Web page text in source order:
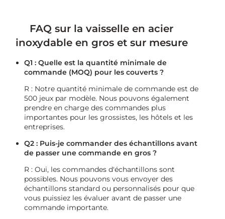
FAQ sur la vaisselle en acier
inoxydable en gros et sur mesure
Q1 : Quelle est la quantité minimale de
commande (MOQ) pour les couverts ?
R : Notre quantité minimale de commande est de
500 jeux par modèle. Nous pouvons également
prendre en charge des commandes plus
importantes pour les grossistes, les hôtels et les
entreprises.
Q2 : Puis-je commander des échantillons avant
de passer une commande en gros ?
R : Oui, les commandes d'échantillons sont
possibles. Nous pouvons vous envoyer des
échantillons standard ou personnalisés pour que
vous puissiez les évaluer avant de passer une
commande importante.